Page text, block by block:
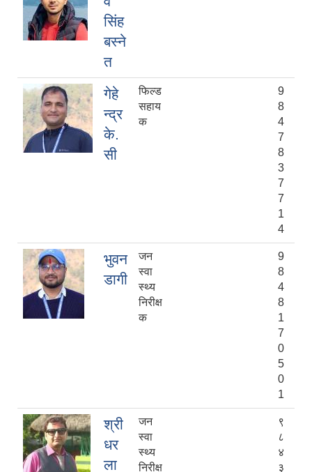
सिंह
बस्ने
त
गेहे
न्द्र
के.
सी
फिल्ड
सहाय
क
9
8
4
7
8
3
7
7
1
4
भुवन
डागी
जन
स्वा
स्थ्य
निरीक्ष
क
9
8
4
8
1
7
0
5
0
1
श्री
धर
ला
जन
स्वा
स्थ्य
निरीक्ष
९
८
४
३